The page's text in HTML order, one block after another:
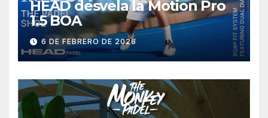
HEAD desvela la Motion Pro
1.5 BOA
6 DE FEBRERO DE 2026